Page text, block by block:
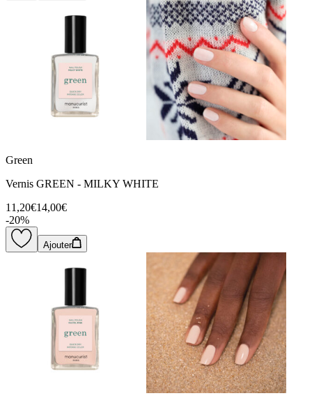
Green
Vernis GREEN - MILKY WHITE
11,20€14,00€
-20%
Ajouter